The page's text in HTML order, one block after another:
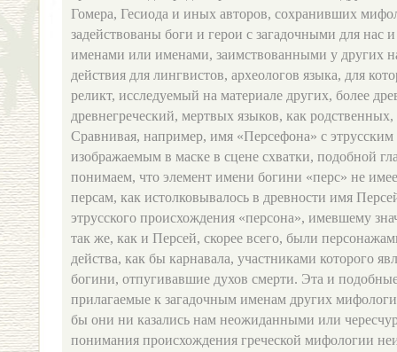
Гомера, Гесиода и иных авторов, сохранивших
задействованы боги и герои с загадочными для нас
именами или именами, заимствованными у других
действия для лингвистов, археологов языка, для
реликт, исследуемый на материале других, более
древнегреческий, мертвых языков, как
Сравнивая, например, имя «Персефона» с этрусским
изображаемым в маске в сцене схватки, подобной
понимаем, что элемент имени богини «перс» не
персам, как истолковывалось в древности имя
этрусского происхождения «персона», имевшему
так же, как и Персей, скорее всего, были
действа, как бы карнавала, участниками которого
богини, отпугивавшие духов смерти. Эта и
прилагаемые к загадочным именам других
бы они ни казались нам неожиданными или
понимания происхождения греческой мифологии